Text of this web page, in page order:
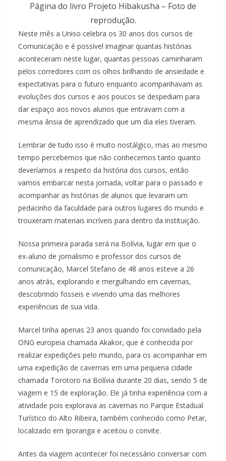
Página do livro Projeto Hibakusha – Foto de
reprodução.
Neste mês a Uniso celebra os 30 anos dos cursos de
Comunicação e é possível imaginar quantas histórias
aconteceram neste lugar, quantas pessoas caminharam
pelos corredores com os olhos brilhando de ansiedade e
expectativas para o futuro enquanto acompanhavam as
evoluções dos cursos e aos poucos se despediam para
dar espaço aos novos alunos que entravam com a
mesma ânsia de aprendizado que um dia eles tiveram.
Lembrar de tudo isso é muito nostálgico, mas ao mesmo
tempo percebemos que não conhecemos tanto quanto
deveríamos a respeito da história dos cursos, então
vamos embarcar nesta jornada, voltar para o passado e
acompanhar as histórias de alunos que levaram um
pedacinho da faculdade para outros lugares do mundo e
trouxeram materiais incríveis para dentro da instituição.
Nossa primeira parada será na Bolívia, lugar em que o
ex-aluno de jornalismo e professor dos cursos de
comunicação, Marcel Stefano de 48 anos esteve a 26
anos atrás, explorando e mergulhando em cavernas,
descobrindo fosseis e vivendo uma das melhores
experiências de sua vida.
Marcel tinha apenas 23 anos quando foi convidado pela
ONG europeia chamada Akakor, que é conhecida por
realizar expedições pelo mundo, para os acompanhar em
uma expedição de cavernas em uma pequena cidade
chamada Torotoro na Bolívia durante 20 dias, sendo 5 de
viagem e 15 de exploração. Ele já tinha experiência com a
atividade pois explorava as cavernas no Parque Estadual
Turístico do Alto Ribeira, também conhecido como Petar,
localizado em Iporanga e aceitou o convite.
Antes da viagem acontecer foi necessário conversar com